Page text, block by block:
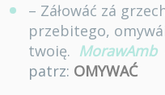
– Záłowáć zá
przebitego,
twoię. MorawAmb
patrz: OMYWAĆ